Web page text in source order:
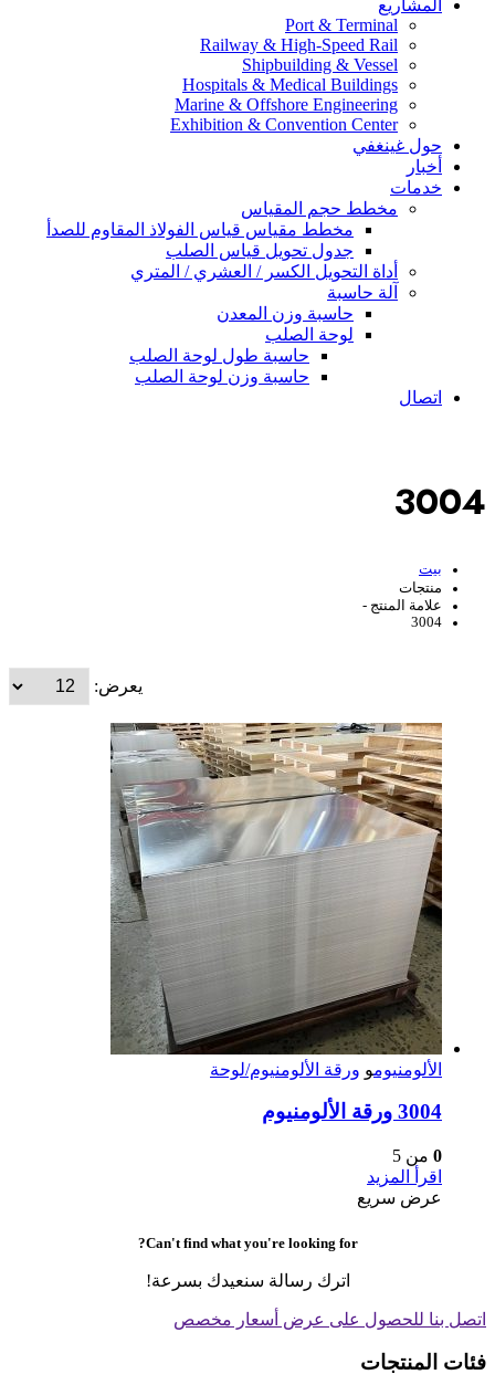
المشاريع
Port & Terminal
Railway & High-Speed Rail
Shipbuilding & Vessel
Hospitals & Medical Buildings
Marine & Offshore Engineering
Exhibition & Convention Center
حول غينغفي
أخبار
خدمات
مخطط حجم المقياس
مخطط مقياس قياس الفولاذ المقاوم للصدأ
جدول تحويل قياس الصلب
أداة التحويل الكسر / العشري / المتري
آلة حاسبة
حاسبة وزن المعدن
لوحة الصلب
حاسبة طول لوحة الصلب
حاسبة وزن لوحة الصلب
اتصال
3004
بيت
منتجات
علامة المنتج -
3004
يعرض:
الألومنيومو ورقة الألومنيوم/لوحة
3004 ورقة الألومنيوم
0 من 5
اقرأ المزيد
عرض سريع
Can't find what you're looking for?
اترك رسالة سنعيدك بسرعة!
اتصل بنا للحصول على عرض أسعار مخصص
فئات المنتجات